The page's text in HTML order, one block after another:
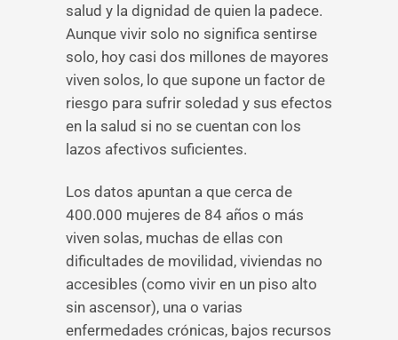
salud y la dignidad de quien la padece.
Aunque vivir solo no significa sentirse
solo, hoy casi dos millones de mayores
viven solos, lo que supone un factor de
riesgo para sufrir soledad y sus efectos
en la salud si no se cuentan con los
lazos afectivos suficientes.
Los datos apuntan a que cerca de
400.000 mujeres de 84 años o más
viven solas, muchas de ellas con
dificultades de movilidad, viviendas no
accesibles (como vivir en un piso alto
sin ascensor), una o varias
enfermedades crónicas, bajos recursos